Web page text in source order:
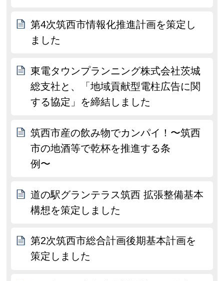
第4次筑西市情報化推進計画を策定し
ました
東電タウンプランニング株式会社茨城
総支社と、「地域貢献型電柱広告に関
する協定」を締結しました
筑西市産の飲み物でカンパイ！〜筑西
市の地酒等で乾杯を推進する条
例〜
道の駅グランテラス筑西 拡張整備基本
構想を策定しました
第2次筑西市総合計画後期基本計画を
策定しました